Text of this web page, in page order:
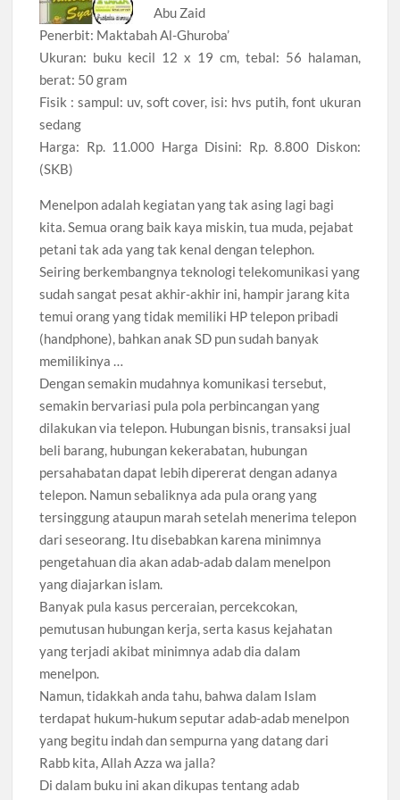
Abu Zaid
Penerbit: Maktabah Al-Ghuroba’
Ukuran: buku kecil 12 x 19 cm, tebal: 56 halaman,
berat: 50 gram
Fisik : sampul: uv, soft cover, isi: hvs putih, font ukuran
sedang
Harga: Rp. 11.000 Harga Disini: Rp. 8.800 Diskon:
(SKB)
Menelpon adalah kegiatan yang tak asing lagi bagi
kita. Semua orang baik kaya miskin, tua muda, pejabat
petani tak ada yang tak kenal dengan telephon.
Seiring berkembangnya teknologi telekomunikasi yang
sudah sangat pesat akhir-akhir ini, hampir jarang kita
temui orang yang tidak memiliki HP telepon pribadi
(handphone), bahkan anak SD pun sudah banyak
memilikinya …
Dengan semakin mudahnya komunikasi tersebut,
semakin bervariasi pula pola perbincangan yang
dilakukan via telepon. Hubungan bisnis, transaksi jual
beli barang, hubungan kekerabatan, hubungan
persahabatan dapat lebih dipererat dengan adanya
telepon. Namun sebaliknya ada pula orang yang
tersinggung ataupun marah setelah menerima telepon
dari seseorang. Itu disebabkan karena minimnya
pengetahuan dia akan adab-adab dalam menelpon
yang diajarkan islam.
Banyak pula kasus perceraian, percekcokan,
pemutusan hubungan kerja, serta kasus kejahatan
yang terjadi akibat minimnya adab dia dalam
menelpon.
Namun, tidakkah anda tahu, bahwa dalam Islam
terdapat hukum-hukum seputar adab-adab menelpon
yang begitu indah dan sempurna yang datang dari
Rabb kita, Allah Azza wa jalla?
Di dalam buku ini akan dikupas tentang adab